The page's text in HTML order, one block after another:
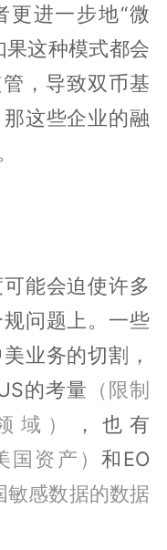
更进一步地“微
果这种模式都会
，导致双币基
这些企业的融
能会迫使许多
问题上。一些
业务的切割，
的考量 （限制
域）
，也有
国资产） 和EO
敏感数据的数据